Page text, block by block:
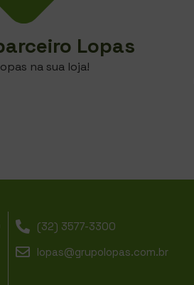
Lopas
na sua loja!
(32) 3577-3300
lopas@grupolopas.com.br